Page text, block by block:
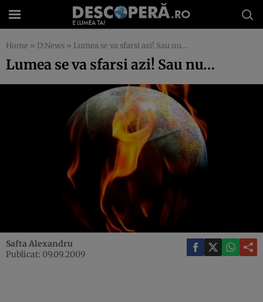
Home » D:News » Lumea se va sfarsi azi! Sau nu…
Lumea se va sfarsi azi! Sau nu…
Safta Alexandru
Publicat: 09.09.2009